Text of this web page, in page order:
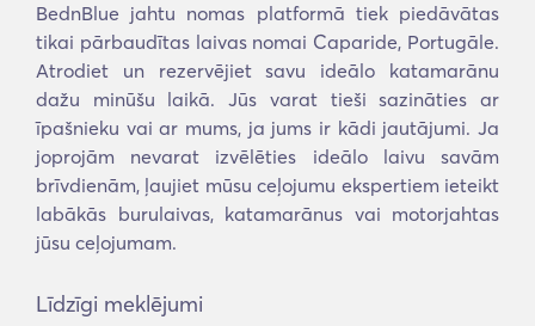
BednBlue jahtu nomas platformā tiek piedāvātas
tikai pārbaudītas laivas nomai Caparide, Portugāle.
Atrodiet un rezervējiet savu ideālo katamarānu
dažu minūšu laikā. Jūs varat tieši sazināties ar
īpašnieku vai ar mums, ja jums ir kādi jautājumi. Ja
joprojām nevarat izvēlēties ideālo laivu savām
brīvdienām, ļaujiet mūsu ceļojumu ekspertiem ieteikt
labākās burulaivas, katamarānus vai motorjahtas
jūsu ceļojumam.
Līdzīgi meklējumi